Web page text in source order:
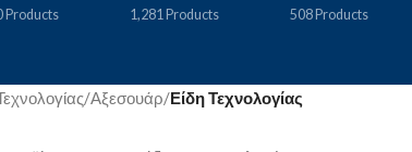
Products 1,281 Products 508 Products
Αξεσουάρ/Είδη Τεχνολογίας